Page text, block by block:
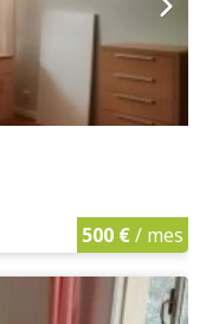
500 €/ mes